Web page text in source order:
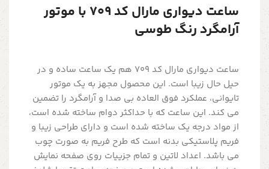
ساعت دیواری مارال کد 709 با موتور
آرامگرد رنگ طوسی
ساعت دیواری مارال کد 709 هم یک ساعت ساده و در
حیل حال زیبا است. این محصول مجهز به یک موتور
تایوانی، عملکرد فوق العاده بی صدا و آرامگرد را تضمین
می کند. این ساعت که با حداکثر دوام ساخته شده است،
از مواد درجه یک ساخته شده است و دارای طراحی زیبا و
فریم پلاستیکی بدنه است که طرح فریم به صورت چوب
می باشد. اعداد لاتین و تمام جزییات روی صفحه نمایش